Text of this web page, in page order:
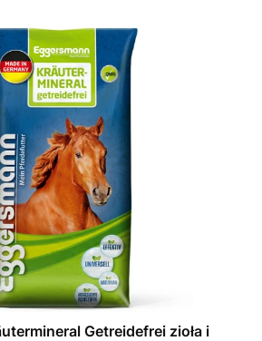
Getreidefrei zioła i